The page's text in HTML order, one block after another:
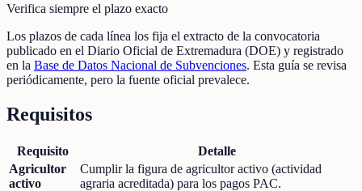
Verifica siempre el plazo exacto
Los plazos de cada línea los fija el extracto de la convocatoria
publicado en el Diario Oficial de Extremadura (DOE) y registrado
en la Base de Datos Nacional de Subvenciones. Esta guía se revisa
periódicamente, pero la fuente oficial prevalece.
Requisitos
Requisito
Detalle
Agricultor
activo
Cumplir la figura de agricultor activo (actividad
agraria acreditada) para los pagos PAC.